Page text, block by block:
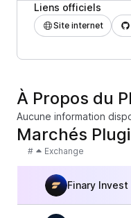
Liens officiels
Site internet
À Propos du
Aucune information
Marchés
# Exchange
Finary Invest